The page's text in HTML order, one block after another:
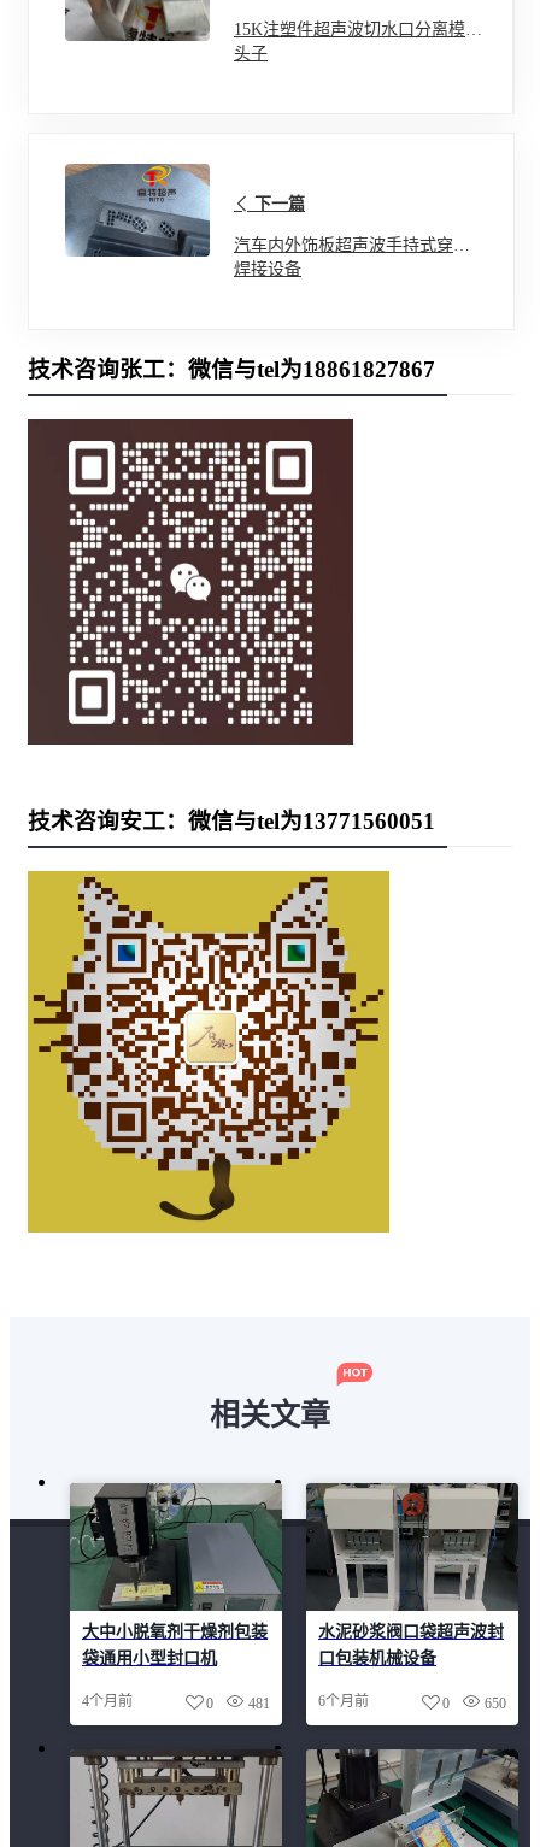
15K注塑件超声波切水口分离模具
头子
下一篇
汽车内外饰板超声波手持式穿刺
焊接设备
技术咨询张工：微信与tel为18861827867
技术咨询安工：微信与tel为13771560051
相关文章
大中小脱氧剂干燥剂包装
袋通用小型封口机
4个月前 481
0
水泥砂浆阀口袋超声波封
口包装机械设备
6个月前 650
0